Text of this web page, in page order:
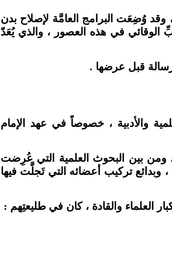
وُضِعَت البرامج العامَّة لإصلاح بدن
الوقائي في هذه العصور ، والذي يُعَدّ
قبل عرضها .
والأدبية ، خصوصاً في عهد الإمام
ومن بين البحوث العلمية التي عُرِضت
وبدائع تركيب أعضائه التي تَجلَّت فيها
العلماء والقادة ، كان في طليعتِهم :